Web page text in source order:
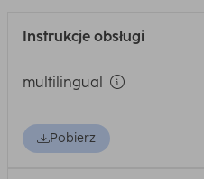
Instrukcje obsługi
multilingual
Pobierz